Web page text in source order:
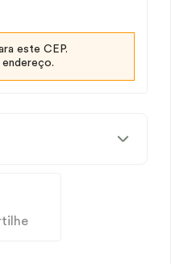
este CEP.